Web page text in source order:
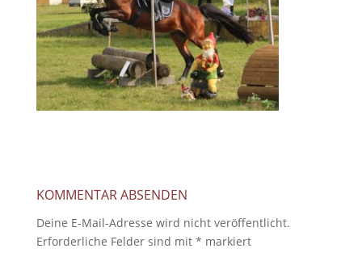
KOMMENTAR ABSENDEN
Deine E-Mail-Adresse wird nicht veröffentlicht.
Erforderliche Felder sind mit * markiert